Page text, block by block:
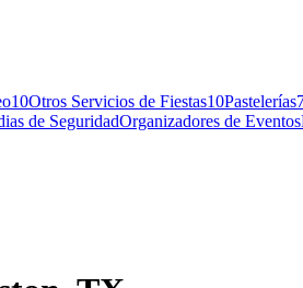
10Otros Servicios de Fiestas10Pastelerías
de SeguridadOrganizadores de Eventos